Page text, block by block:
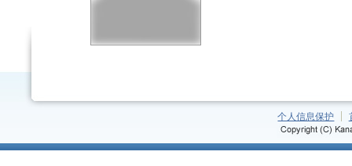
个人信息保护